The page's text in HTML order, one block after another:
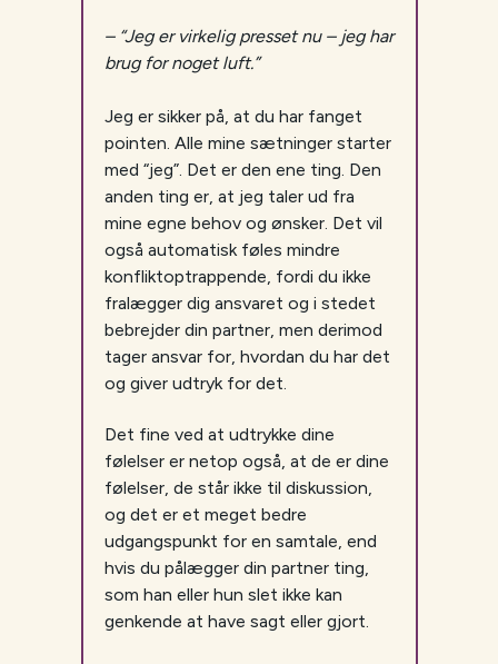
– “Jeg er virkelig presset nu – jeg har
brug for noget luft.”
Jeg er sikker på, at du har fanget
pointen. Alle mine sætninger starter
med “jeg”. Det er den ene ting. Den
anden ting er, at jeg taler ud fra
mine egne behov og ønsker. Det vil
også automatisk føles mindre
konfliktoptrappende, fordi du ikke
fralægger dig ansvaret og i stedet
bebrejder din partner, men derimod
tager ansvar for, hvordan du har det
og giver udtryk for det.
Det fine ved at udtrykke dine
følelser er netop også, at de er dine
følelser, de står ikke til diskussion,
og det er et meget bedre
udgangspunkt for en samtale, end
hvis du pålægger din partner ting,
som han eller hun slet ikke kan
genkende at have sagt eller gjort.